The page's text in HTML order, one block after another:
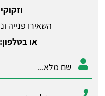
השאירו פנייה
או